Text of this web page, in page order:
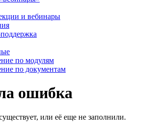
и вебинары
по модулям
по документам
ошибка
или её еще не заполнили.